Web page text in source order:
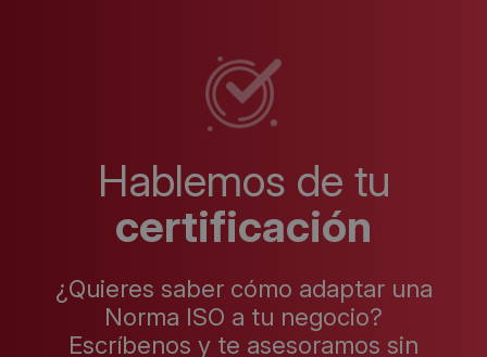
Hablemos de tu
certificación
¿Quieres saber cómo adaptar una
Norma ISO a tu negocio?
Escríbenos y te asesoramos sin